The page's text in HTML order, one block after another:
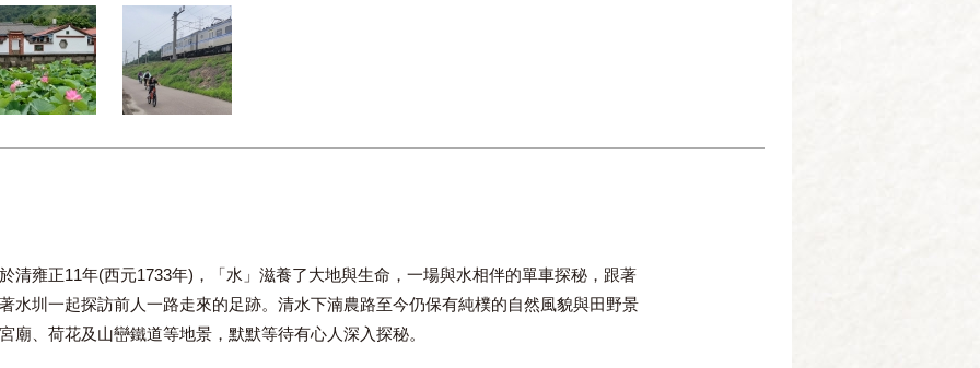
清雍正11年(西元1733年)，「水」滋養了大地與生命，一場與水相伴的單車探秘，跟著
水圳一起探訪前人一路走來的足跡。清水下湳農路至今仍保有純樸的自然風貌與田野景
廟、荷花及山巒鐵道等地景，默默等待有心人深入探秘。